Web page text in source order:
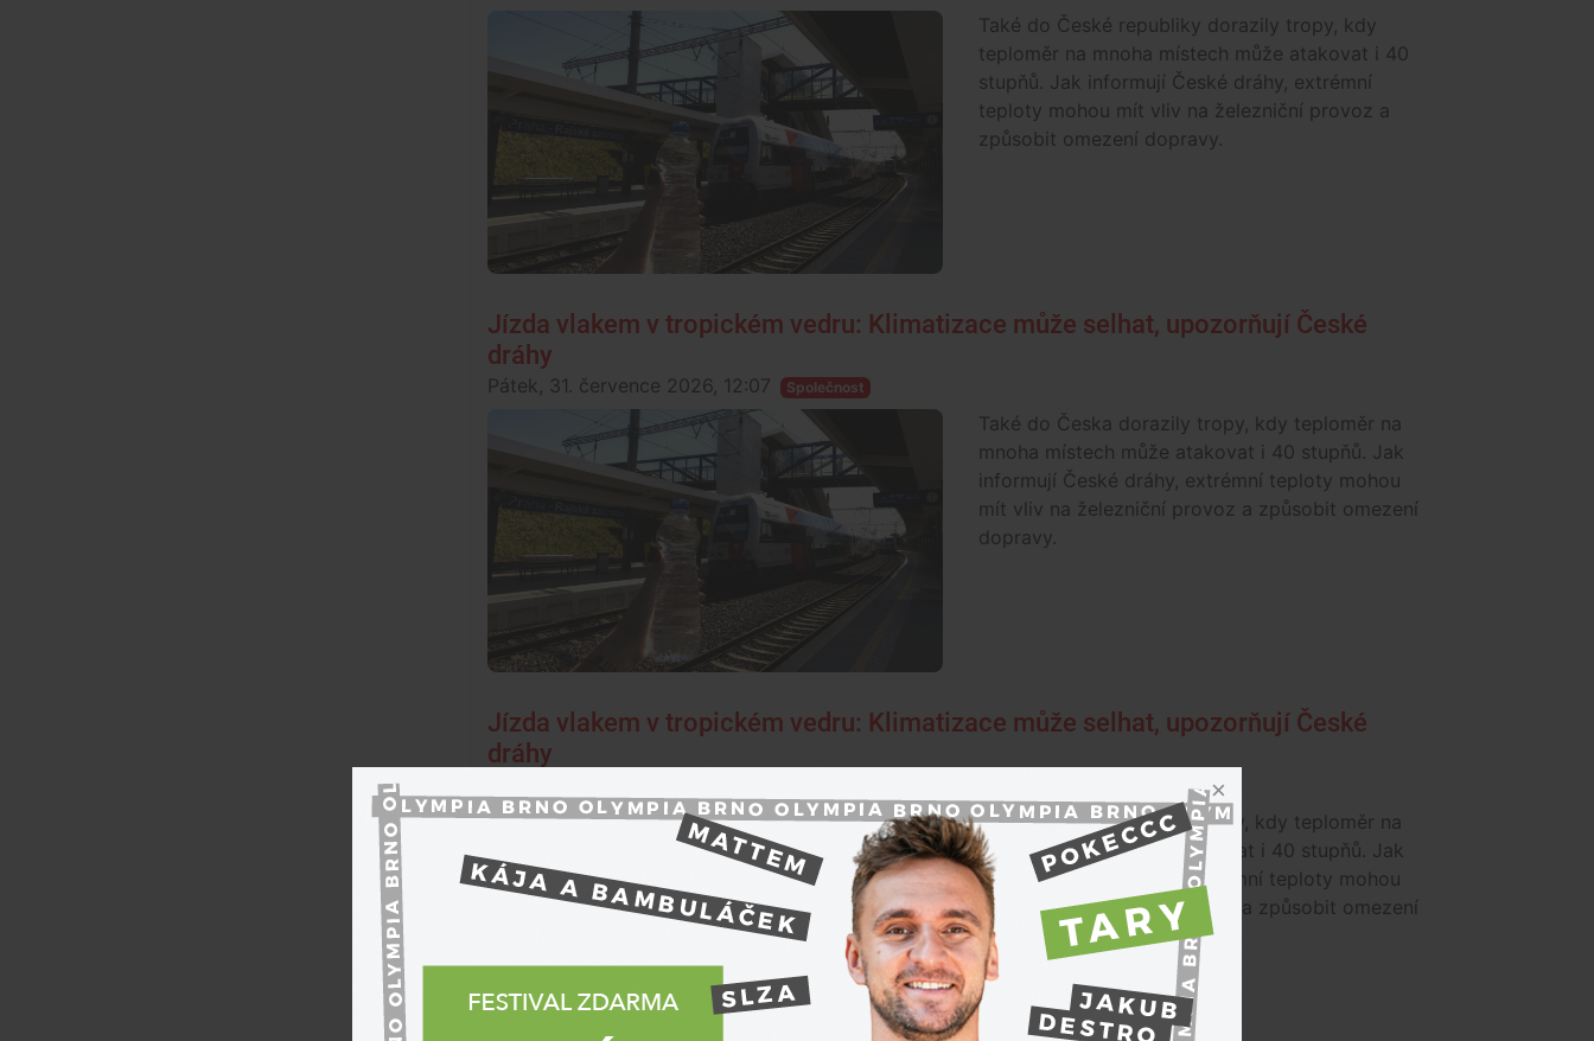
Také do České republiky dorazily tropy, kdy
teploměr na mnoha místech může atakovat i 40
stupňů. Jak informují České dráhy, extrémní
teploty mohou mít vliv na železniční provoz a
způsobit omezení dopravy.
Jízda vlakem v tropickém vedru: Klimatizace může selhat, upozorňují České
dráhy
Pátek, 31. července 2026, 12:07 Společnost
Také do Česka dorazily tropy, kdy teploměr na
mnoha místech může atakovat i 40 stupňů. Jak
informují České dráhy, extrémní teploty mohou
mít vliv na železniční provoz a způsobit omezení
dopravy.
Jízda vlakem v tropickém vedru: Klimatizace může selhat, upozorňují České
dráhy
Také do Česka dorazily tropy, kdy teploměr na
mnoha místech může atakovat i 40 stupňů. Jak
informují České dráhy, extrémní teploty mohou
mít vliv na železniční provoz a způsobit omezení
dopravy.